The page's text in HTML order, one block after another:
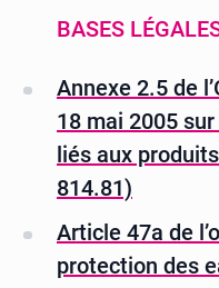
BASES
Annexe 2.5 de
18 mai 2005
liés aux
814.81)
Article 47a de
protection des